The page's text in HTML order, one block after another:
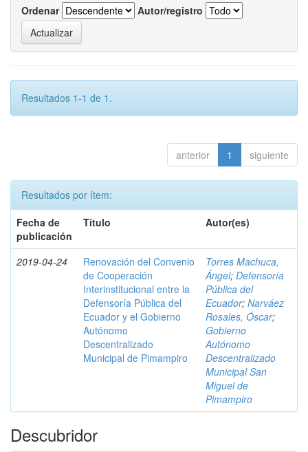
Ordenar
Autor/registro
Resultados 1-1 de 1.
anterior 1 siguiente
Resultados por ítem:
Fecha de
publicación
Título Autor(es)
2019-04-24
Renovación del Convenio
de Cooperación
Interinstitucional entre la
Defensoría Pública del
Ecuador y el Gobierno
Autónomo
Descentralizado
Municipal de Pimampiro
Torres Machuca,
Ángel; Defensoría
Pública del
Ecuador; Narváez
Rosales, Óscar;
Gobierno
Autónomo
Descentralizado
Municipal San
Miguel de
Pimampiro
Descubridor